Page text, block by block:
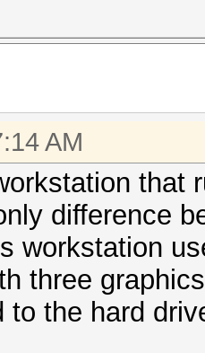
：温度
内存：
：温度
内存：
：温度
内存：
0/1
：盐
：盐：
：盐：
：设备
AM
that
difference
workstation
three
to the hard